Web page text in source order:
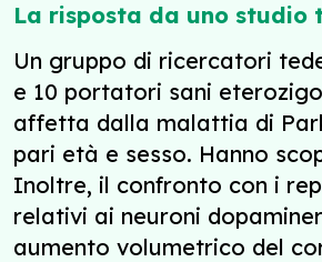
La risposta da uno studio
Un gruppo di ricercatori
e 10 portatori sani
affetta dalla malattia di
pari età e sesso. Hanno
Inoltre, il confronto con i
relativi ai neuroni
aumento volumetrico del